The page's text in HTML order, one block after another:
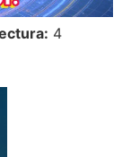
4